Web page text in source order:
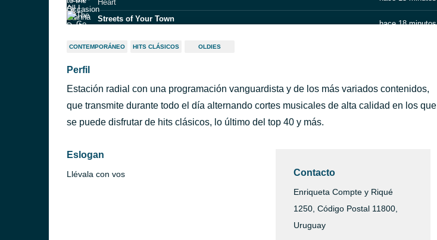
Heart
Streets of Your Town
hace 18 minutos
Broken Land
Maroon 5
hace 31 minutos
I.G.Y.
CONTEMPORÁNEO HITS CLÁSICOS OLDIES
Perfil
Estación radial con una programación vanguardista y de los más variados contenidos,
que transmite durante todo el día alternando cortes musicales de alta calidad en los que
se puede disfrutar de hits clásicos, lo último del top 40 y más.
Eslogan
Llévala con vos Contacto
Enriqueta Compte y Riqué
1250, Código Postal 11800,
Uruguay